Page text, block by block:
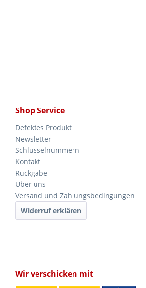
Shop Service
Defektes Produkt
Newsletter
Schlüsselnummern
Kontakt
Rückgabe
Über uns
Versand und Zahlungsbedingungen
Widerruf erklären
Wir verschicken mit